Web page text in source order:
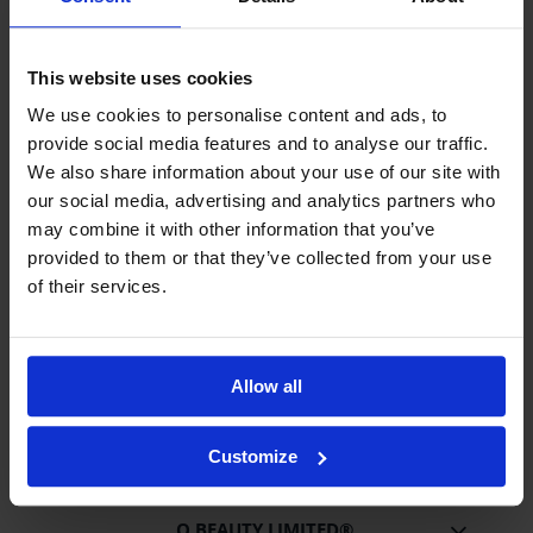
This website uses cookies
We use cookies to personalise content and ads, to
provide social media features and to analyse our traffic.
We also share information about your use of our site with
our social media, advertising and analytics partners who
may combine it with other information that you’ve
provided to them or that they’ve collected from your use
of their services.
Allow all
Customize
kryteria.
POMOC
DOSTAWA I PŁATNOŚĆ
BEZPIECZNE ZAKUPY